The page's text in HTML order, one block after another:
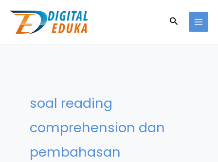
content
Search
soal reading
comprehension dan
pembahasan